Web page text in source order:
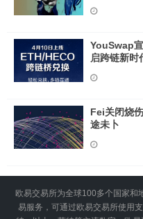
YouSwap
启跨链新时
Fei关闭烧
途未卜
欧易交易所为全球100多个国家和
易服务，可通过欧易交易所使用